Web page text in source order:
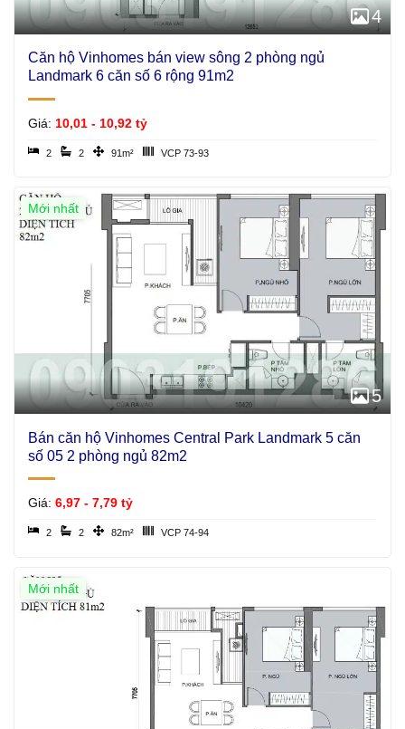
4
Căn hộ Vinhomes bán view sông 2 phòng ngủ
Landmark 6 căn số 6 rộng 91m2
Giá: 10,01 - 10,92 tỷ
2 2 91m² VCP 73-93
Mới nhất
5
Bán căn hộ Vinhomes Central Park Landmark 5 căn
số 05 2 phòng ngủ 82m2
Giá: 6,97 - 7,79 tỷ
2 2 82m² VCP 74-94
Mới nhất